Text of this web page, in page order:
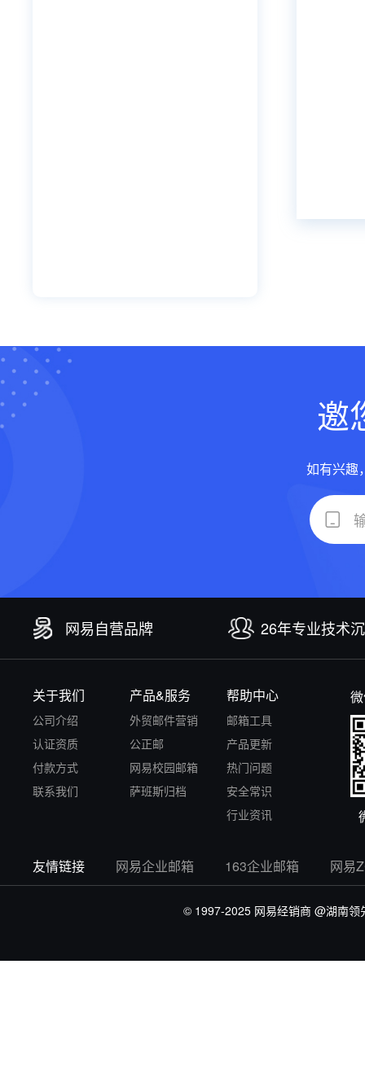
邀
如有兴趣
网易自营品牌 26年专业技术
关于我们
公司介绍
认证资质
付款方式
联系我们
产品&服务
外贸邮件营销
公正邮
网易校园邮箱
萨班斯归档
帮助中心
邮箱工具
产品更新
热门问题
安全常识
行业资讯
友情链接 网易企业邮箱 163企业邮箱 网易
© 1997-2025 网易经销商 @湖南领